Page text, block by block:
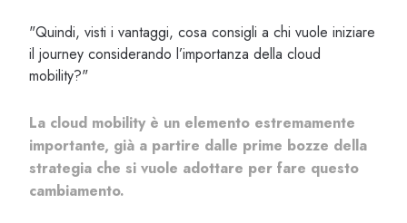
"Quindi, visti i vantaggi, cosa consigli a chi vuole iniziare
il journey considerando l’importanza della cloud
mobility?"
La cloud mobility è un elemento estremamente
importante, già a partire dalle prime bozze della
strategia che si vuole adottare per fare questo
cambiamento.